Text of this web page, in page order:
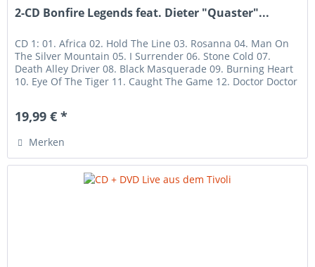
2-CD Bonfire Legends feat. Dieter "Quaster"...
CD 1: 01. Africa 02. Hold The Line 03. Rosanna 04. Man On
The Silver Mountain 05. I Surrender 06. Stone Cold 07.
Death Alley Driver 08. Black Masquerade 09. Burning Heart
10. Eye Of The Tiger 11. Caught The Game 12. Doctor Doctor
19,99 € *
Merken